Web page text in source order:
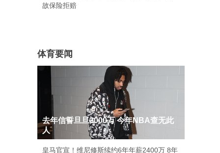
故保险拒赔
体育要闻
去年信誓旦旦3000万 今年NBA查无此
人
皇马官宣！维尼修斯续约6年年薪2400万 8年